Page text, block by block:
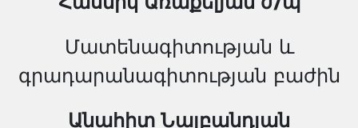
Մատենագիտության և
գրադարանագիտության բաժին
Անահիտ Նալբանդյան